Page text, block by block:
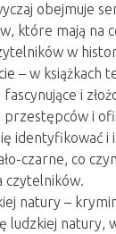
obejmuje
które mają na
w
– w książkach
i
i
identyfikować i
czarne, co
czytelników.
natury –
ludzkiej natury,